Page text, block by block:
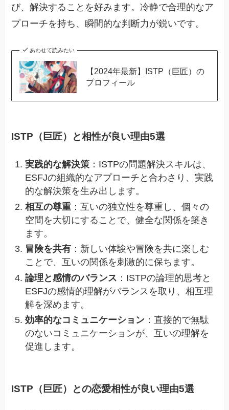
び、解決することを好みます。冷静で合理的なア
プローチを持ち、瞬間的な判断力が鋭いです。
あわせて読みたい
【2024年最新】ISTP（巨匠）の
プロフィール
ISTP（巨匠）と相性が良い理由5選
実践的な解決策 ：ISTPの問題解決スキルは、
ESFJの組織的なアプローチと合わさり、実践
的な解決策を生み出します。
相互の尊重 ：互いの独立性を尊重し、個々の
空間を大切にすることで、健全な関係を築き
ます。
冒険を共有 ：新しい体験や冒険を共に楽しむ
ことで、互いの関係を刺激的に保ちます。
論理と感情のバランス ：ISTPの論理的思考と
ESFJの感情的理解がバランスを取り、相互理
解を深めます。
効率的なコミュニケーション ：直接的で無駄
のないコミュニケーションが、互いの理解を
促進します。
ISTP（巨匠）との恋愛相性が良い理由5選